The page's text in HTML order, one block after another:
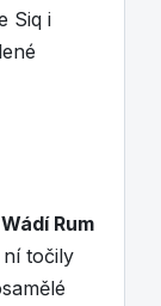
Siq i
Wádí Rum
točily